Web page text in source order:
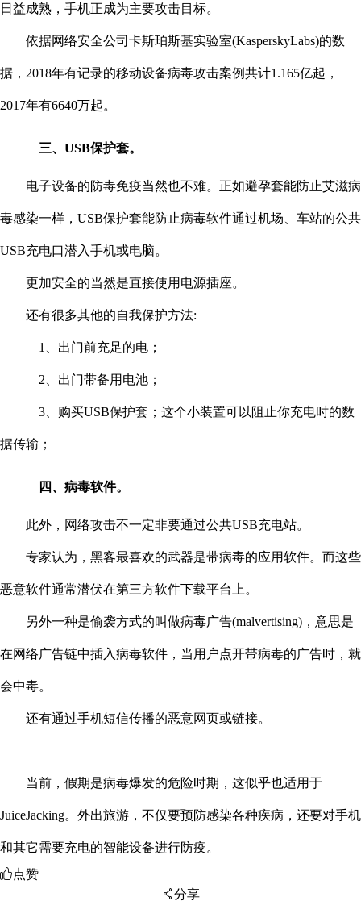
日益成熟，手机正成为主要攻击目标。
依据网络安全公司卡斯珀斯基实验室(KasperskyLabs)的数
据，2018年有记录的移动设备病毒攻击案例共计1.165亿起，
2017年有6640万起。
三、USB保护套。
电子设备的防毒免疫当然也不难。正如避孕套能防止艾滋病
毒感染一样，USB保护套能防止病毒软件通过机场、车站的公共
USB充电口潜入手机或电脑。
更加安全的当然是直接使用电源插座。
还有很多其他的自我保护方法:
1、出门前充足的电；
2、出门带备用电池；
3、购买USB保护套；这个小装置可以阻止你充电时的数
据传输；
四、病毒软件。
此外，网络攻击不一定非要通过公共USB充电站。
专家认为，黑客最喜欢的武器是带病毒的应用软件。而这些
恶意软件通常潜伏在第三方软件下载平台上。
另外一种是偷袭方式的叫做病毒广告(malvertising)，意思是
在网络广告链中插入病毒软件，当用户点开带病毒的广告时，就
会中毒。
还有通过手机短信传播的恶意网页或链接。
当前，假期是病毒爆发的危险时期，这似乎也适用于
JuiceJacking。外出旅游，不仅要预防感染各种疾病，还要对手机
和其它需要充电的智能设备进行防疫。
点赞
分享